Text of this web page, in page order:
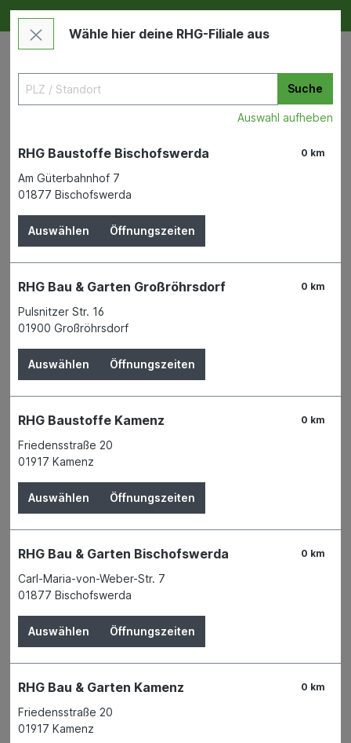
Deine RHG NEU ERLEBEN
Rechteckschale Mirror Silver
494/25
SCHEURICH GMBH & CO. KG
Der Preis wird erst nach Wahl einer Filiale
angezeigt.
Zum Merkzettel hinzufügen
Verfügbarkeit
Derzeit in keiner Filiale verfügbar
Produktnummer:02492009
Name
Anschrift
Wähle hier deine RHG-Filiale aus
Suche
Auswahl aufheben
0 km
RHG Baustoffe Bischofswerda
Am Güterbahnhof 7
01877 Bischofswerda
Auswählen Öffnungszeiten
0 km
RHG Bau & Garten Großröhrsdorf
Pulsnitzer Str. 16
01900 Großröhrsdorf
Auswählen Öffnungszeiten
0 km
RHG Baustoffe Kamenz
Friedensstraße 20
01917 Kamenz
Auswählen Öffnungszeiten
0 km
RHG Bau & Garten Bischofswerda
Carl-Maria-von-Weber-Str. 7
01877 Bischofswerda
Auswählen Öffnungszeiten
0 km
RHG Bau & Garten Kamenz
Friedensstraße 20
01917 Kamenz